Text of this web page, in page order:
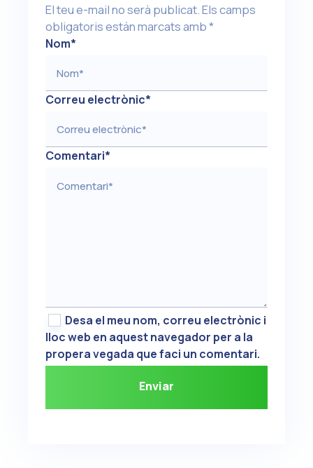
El teu e-mail no serà publicat. Els camps
obligatoris están marcats amb*
Nom*
Correu electrònic*
Comentari*
Desa el meu nom, correu electrònic i
lloc web en aquest navegador per a la
propera vegada que faci un comentari.